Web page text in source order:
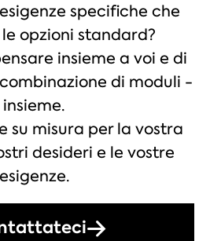
specifiche che
opzioni standard?
insieme a voi e di
di moduli -
insieme.
su misura per la vostra
desideri e le vostre
esigenze.